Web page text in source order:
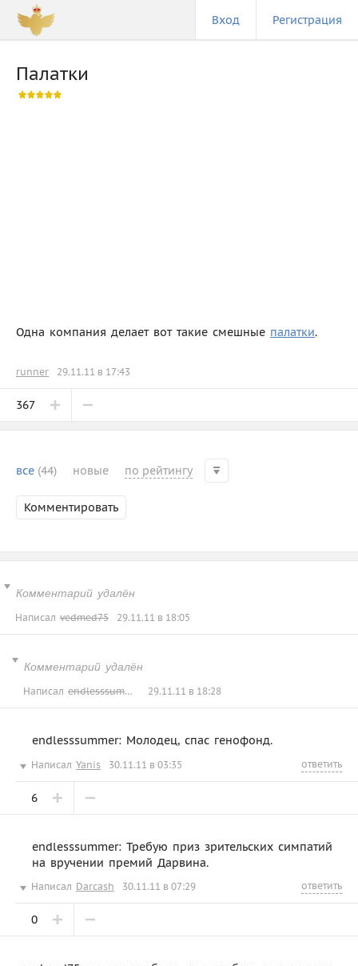
Вход Регистрация
Палатки
Одна компания делает вот такие смешные палатки.
runner 29.11.11 в 17:43
367
все (44) новые по рейтингу
Комментировать
Комментарий удалён
Написал vedmed75 29.11.11 в 18:05
Комментарий удалён
Написал endlesssummer 29.11.11 в 18:28
endlesssummer: Молодец, спас генофонд.
Написал Yanis 30.11.11 в 03:35 ответить
6
endlesssummer: Требую приз зрительских симпатий
на вручении премий Дарвина.
Написал Darcash 30.11.11 в 07:29 ответить
0